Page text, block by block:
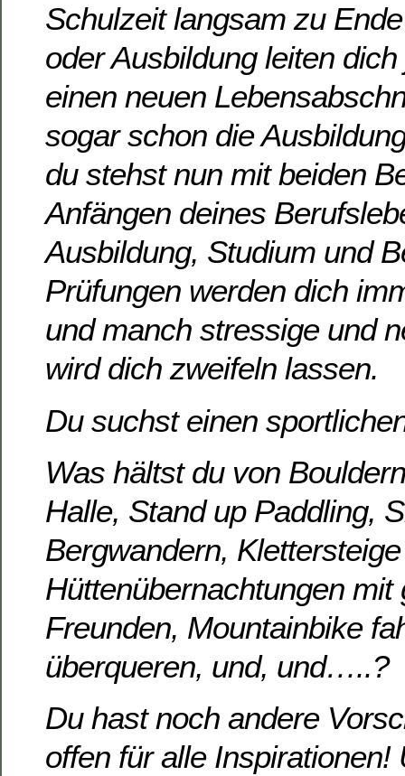
Schulzeit langsam zu
oder Ausbildung leiten
einen neuen
sogar schon die
du stehst nun mit beiden
Anfängen deines
Ausbildung, Studium und
Prüfungen werden dich
und manch stressige und
wird dich zweifeln lassen.
Du suchst einen
Was hältst du von
Halle, Stand up Paddling,
Bergwandern,
Hüttenübernachtungen mit
Freunden, Mountainbike
überqueren, und, und…..?
Du hast noch andere
offen für alle Inspirationen!